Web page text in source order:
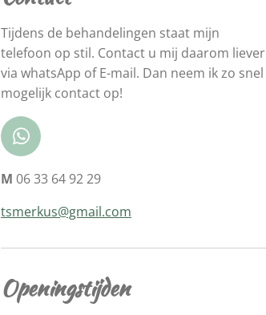
Tijdens de behandelingen staat mijn
telefoon op stil. Contact u mij daarom liever
via whatsApp of E-mail. Dan neem ik zo snel
mogelijk contact op!
W
h
a
s
p
M 06 33 64 92 29
tsmerkus@gmail.com
Openingstijden